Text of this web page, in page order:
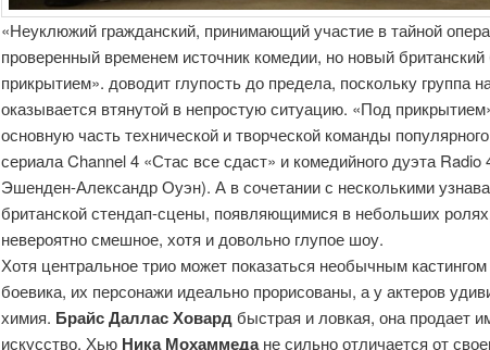
«Неуклюжий гражданский, принимающий участие в тайной
проверенный временем источник комедии, но новый
прикрытием». доводит глупость до предела, поскольку группа
оказывается втянутой в непростую ситуацию. «Под
основную часть технической и творческой команды
сериала Channel 4 «Стас все сдаст» и комедийного дуэта Radio
Эшенден-Александр Оуэн). А в сочетании с несколькими
британской стендап-сцены, появляющимися в небольших
невероятно смешное, хотя и довольно глупое шоу.
Хотя центральное трио может показаться необычным
боевика, их персонажи идеально прорисованы, а у актеров
химия. Брайс Даллас Ховард быстрая и ловкая, она продает
искусство. Хью Ника Мохаммедане сильно отличается от